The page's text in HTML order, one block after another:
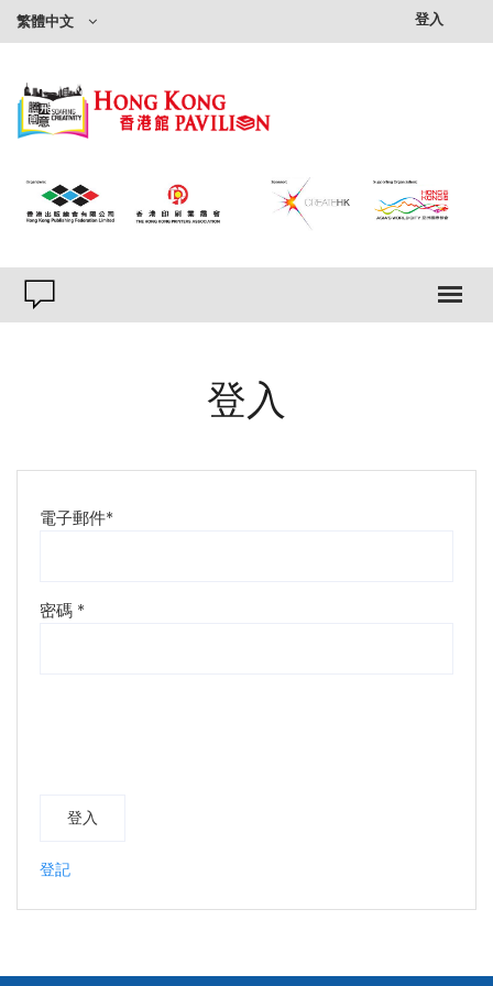
繁體中文 登入
登入
電子郵件*
密碼 *
登入
登記